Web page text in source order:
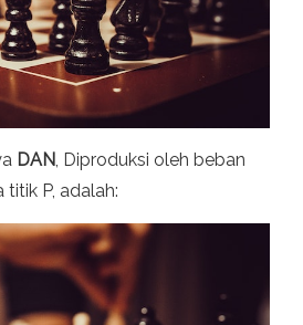
DAN, Diproduksi oleh beban
P, adalah: